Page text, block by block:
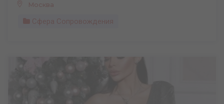
Москва
Сфера Сопровождения